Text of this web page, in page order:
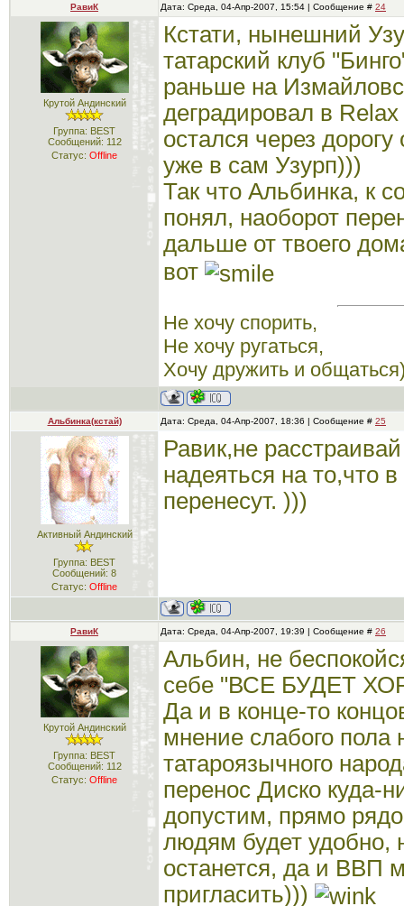
РавиК Дата: Среда, 04-Апр-2007, 15:54 | Сообщение # 24
Крутой Андинский
Группа: BEST
Сообщений: 112
Статус: Offline
Кстати, нынешний
татарский клуб
раньше на
деградировал в
остался через
уже в сам Узурп)))
Так что Альбинка, к
понял, наоборот
дальше от твоего
вот
Не хочу спорить,
Не хочу ругаться,
Хочу дружить и
Альбинка(кстай) Дата: Среда, 04-Апр-2007, 18:36 | Сообщение # 25
Активный Андинский
Группа: BEST
Сообщений: 8
Статус: Offline
Равик,не
надеяться на то,что
перенесут. )))
РавиК Дата: Среда, 04-Апр-2007, 19:39 | Сообщение # 26
Крутой Андинский
Группа: BEST
Сообщений: 112
Статус: Offline
Альбин, не
себе "ВСЕ БУДЕТ
Да и в конце-то
мнение слабого пола
татароязычного
перенос Диско куда-
допустим, прямо
людям будет удобно,
останется, да и ВВП
пригласить)))